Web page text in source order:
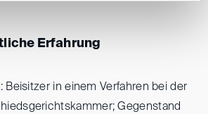
Erfahrung
Beisitzer in einem Verfahren bei der
Gegenstand